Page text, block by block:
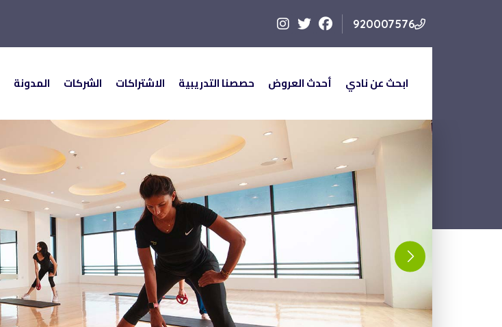
920007576
ابحث عن نادي أحدث العروض حصصنا التدريبية الاشتراكات الشركات المدونة
ابحث عن نادي أحدث العروض حصصنا التدريبية الشركات